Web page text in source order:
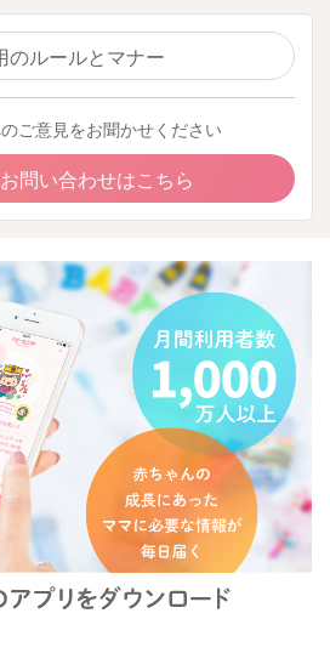
のルールとマナー
ご意見をお聞かせください
問い合わせはこちら